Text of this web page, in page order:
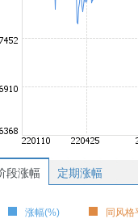
段涨幅 定期涨幅
涨幅(%) 同风格